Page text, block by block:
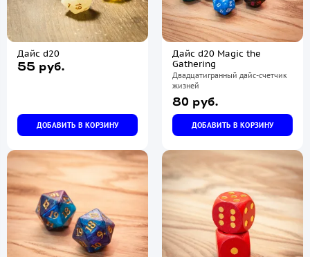
Дайс d20
55 руб.
ДОБАВИТЬ В КОРЗИНУ
Дайс d20 Magic the
Gathering
Двадцатигранный дайс-счетчик
жизней
80 руб.
ДОБАВИТЬ В КОРЗИНУ